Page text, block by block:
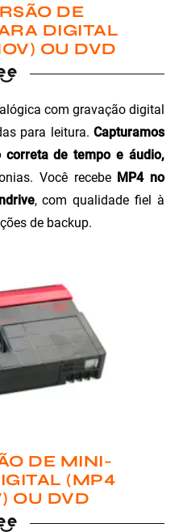
DE
DIGITAL
OU DVD
com gravação digital
para leitura. Capturamos
de tempo e áudio,
Você recebe MP4 no
, com qualidade fiel à
de backup.
DE MINI-
(MP4
OU DVD